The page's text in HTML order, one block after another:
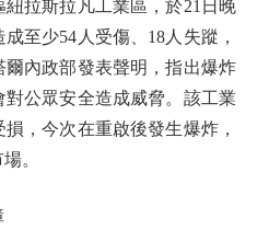
拉斯拉凡工業區，於21日晚
至少54人受傷、18人失蹤，
內政部發表聲明，指出爆炸
公眾安全造成威脅。該工業
，今次在重啟後發生爆炸，
。